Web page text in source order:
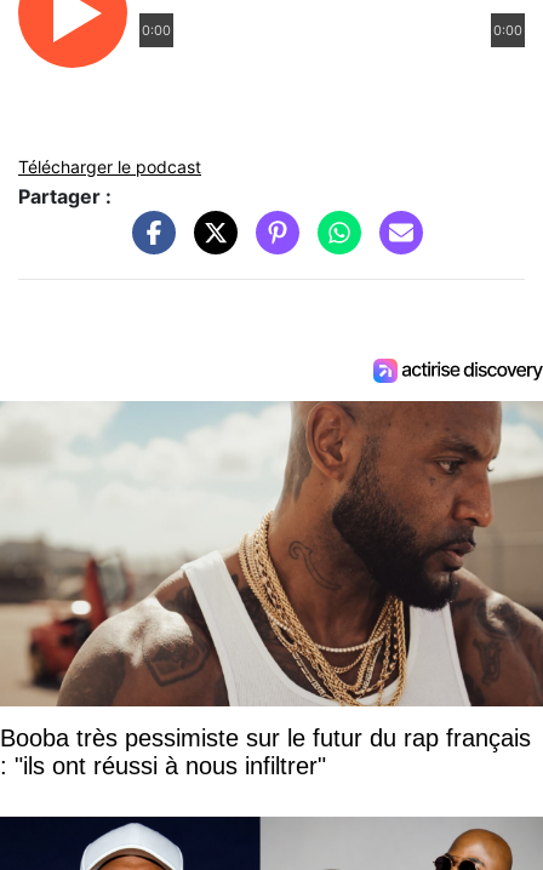
0:00 0:00
Télécharger le podcast
Partager :
Booba très pessimiste sur le futur du rap français
: "ils ont réussi à nous infiltrer"